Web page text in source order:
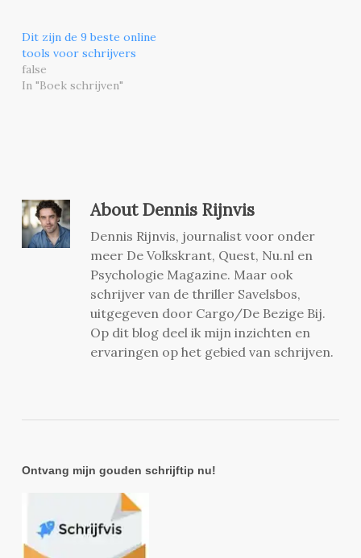
Dit zijn de 9 beste online
tools voor schrijvers
false
In "Boek schrijven"
AboutDennis Rijnvis
Dennis Rijnvis, journalist voor onder
meer De Volkskrant, Quest, Nu.nl en
Psychologie Magazine. Maar ook
schrijver van de thriller Savelsbos,
uitgegeven door Cargo/De Bezige Bij.
Op dit blog deel ik mijn inzichten en
ervaringen op het gebied van schrijven.
Ontvang mijn gouden schrijftip nu!